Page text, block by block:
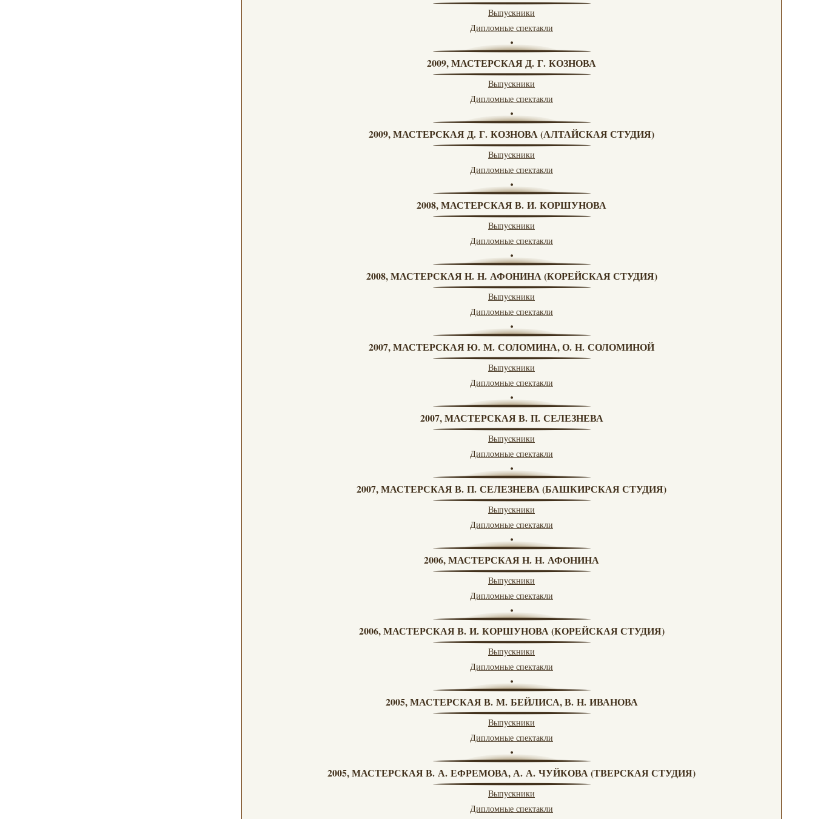
Выпускники
Дипломные спектакли
2009, МАСТЕРСКАЯ Д. Г. КОЗНОВА
Выпускники
Дипломные спектакли
2009, МАСТЕРСКАЯ Д. Г. КОЗНОВА (АЛТАЙСКАЯ СТУДИЯ)
Выпускники
Дипломные спектакли
2008, МАСТЕРСКАЯ В. И. КОРШУНОВА
Выпускники
Дипломные спектакли
2008, МАСТЕРСКАЯ Н. Н. АФОНИНА (КОРЕЙСКАЯ СТУДИЯ)
Выпускники
Дипломные спектакли
2007, МАСТЕРСКАЯ Ю. М. СОЛОМИНА, О. Н. СОЛОМИНОЙ
Выпускники
Дипломные спектакли
2007, МАСТЕРСКАЯ В. П. СЕЛЕЗНЕВА
Выпускники
Дипломные спектакли
2007, МАСТЕРСКАЯ В. П. СЕЛЕЗНЕВА (БАШКИРСКАЯ СТУДИЯ)
Выпускники
Дипломные спектакли
2006, МАСТЕРСКАЯ Н. Н. АФОНИНА
Выпускники
Дипломные спектакли
2006, МАСТЕРСКАЯ В. И. КОРШУНОВА (КОРЕЙСКАЯ СТУДИЯ)
Выпускники
Дипломные спектакли
2005, МАСТЕРСКАЯ В. М. БЕЙЛИСА, В. Н. ИВАНОВА
Выпускники
Дипломные спектакли
2005, МАСТЕРСКАЯ В. А. ЕФРЕМОВА, А. А. ЧУЙКОВА (ТВЕРСКАЯ СТУДИЯ)
Выпускники
Дипломные спектакли